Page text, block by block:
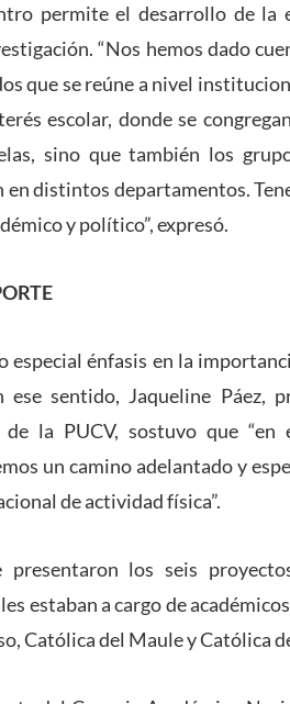
permite el desarrollo de la
“Nos hemos dado
que se reúne a nivel
escolar, donde se
sino que también los
en distintos departamentos.
y político”, expresó.
especial énfasis en la
ese sentido, Jaqueline Páez,
la PUCV, sostuvo que
un camino adelantado y
de actividad física”.
los seis
estaban a cargo de
Católica del Maule y Católica